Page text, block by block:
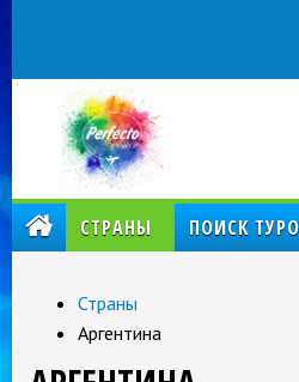
КОМПАНИЯ
СТРАНЫ ПОИСК
Страны
Аргентина